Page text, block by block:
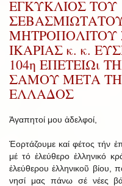
ΕΓΚΥΚΛΙΟΣ ΤΟΥ
ΙΚΑΡΙΑΣ κ. κ.
104η ΕΠΕΤΕΙΩι
ΣΑΜΟΥ ΜΕΤΑ
ΕΛΛΑΔΟΣ
Ἀγαπητοί μου ἀδελφοί,
Ἑορτάζουμε καί φέτος τήν
μέ τό ἐλεύθερο ἑλληνικό
ἐλεύθερου ἑλληνικοῦ
νησί μας πάνω σέ νέες